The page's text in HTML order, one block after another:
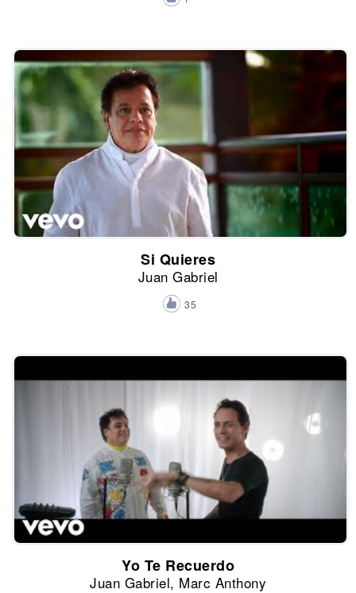
Si Quieres
Juan Gabriel
35
Yo Te Recuerdo
Juan Gabriel, Marc Anthony